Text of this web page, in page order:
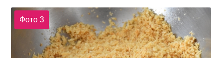
Фото 3